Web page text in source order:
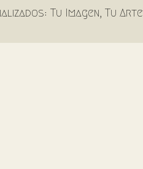
Tu Imagen, Tu Arte